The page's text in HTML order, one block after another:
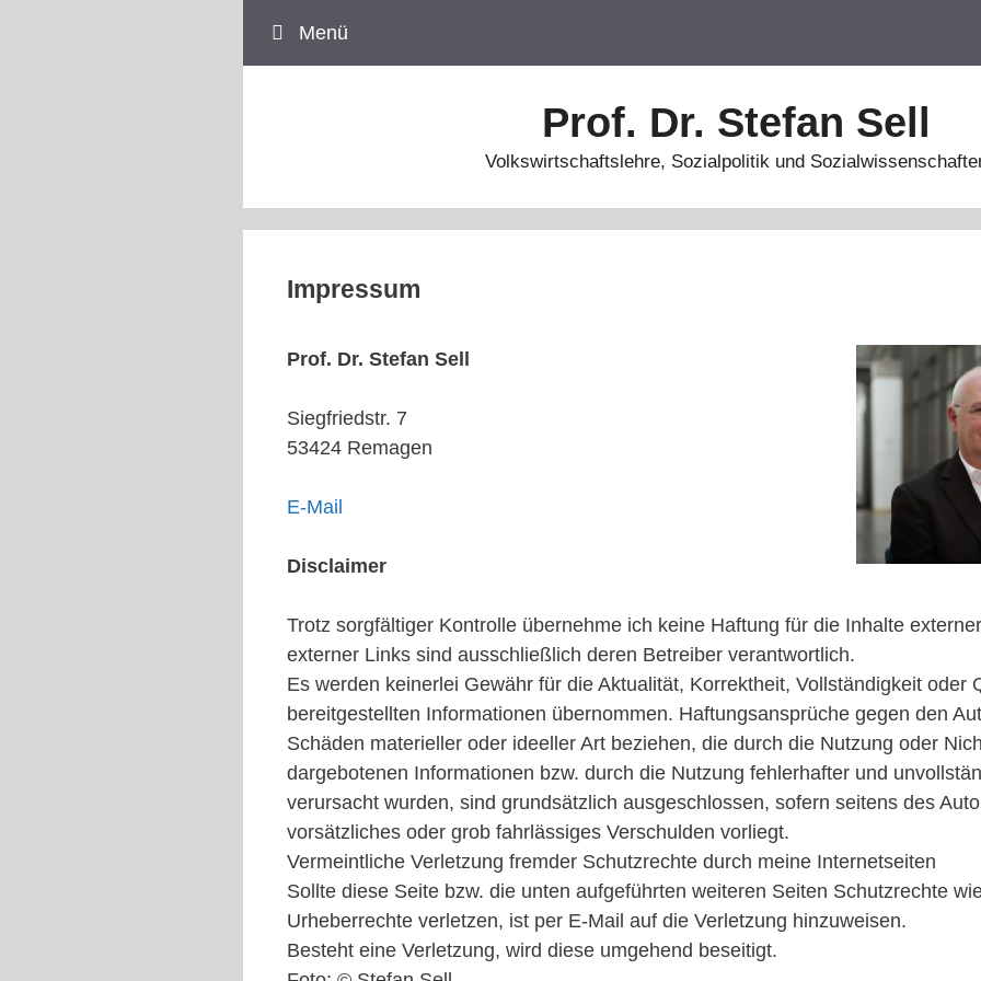
Menü
Prof. Dr. Stefan Sell
Volkswirtschaftslehre, Sozialpolitik und
Impressum
Prof. Dr. Stefan Sell
Siegfriedstr. 7
53424 Remagen
E-Mail
Disclaimer
Trotz sorgfältiger Kontrolle übernehme ich keine Haftung für die Inhalte
externer Links sind ausschließlich deren Betreiber verantwortlich.
Es werden keinerlei Gewähr für die Aktualität, Korrektheit, Vollständigkeit oder
bereitgestellten Informationen übernommen. Haftungsansprüche gegen den
Schäden materieller oder ideeller Art beziehen, die durch die Nutzung oder
dargebotenen Informationen bzw. durch die Nutzung fehlerhafter und
verursacht wurden, sind grundsätzlich ausgeschlossen, sofern seitens des
vorsätzliches oder grob fahrlässiges Verschulden vorliegt.
Vermeintliche Verletzung fremder Schutzrechte durch meine Internetseiten
Sollte diese Seite bzw. die unten aufgeführten weiteren Seiten Schutzrechte
Urheberrechte verletzen, ist per E-Mail auf die Verletzung hinzuweisen.
Besteht eine Verletzung, wird diese umgehend beseitigt.